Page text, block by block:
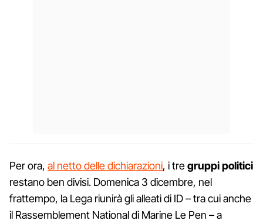
Per ora, al netto delle dichiarazioni, i tregruppi politici
restano ben divisi. Domenica 3 dicembre, nel
frattempo, la Lega riunirà gli alleati di ID – tra cui anche
il Rassemblement National di Marine Le Pen – a